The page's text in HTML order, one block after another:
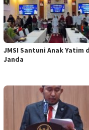
JMSI Santuni Anak Yatim
Janda